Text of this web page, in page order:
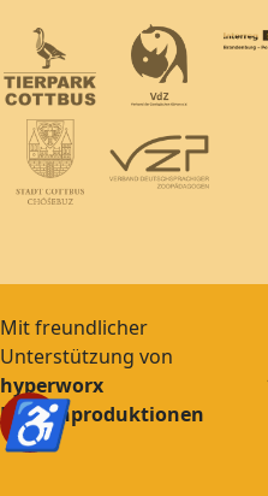
Mit freundlicher
Unterstützung von
hyperworx
Medienproduktionen
♿